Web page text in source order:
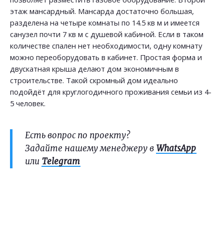
этаж мансардный. Мансарда достаточно большая,
разделена на четыре комнаты по 14.5 кв м и имеется
санузел почти 7 кв м с душевой кабиной. Если в таком
количестве спален нет необходимости, одну комнату
можно переоборудовать в кабинет. Простая форма и
двускатная крыша делают дом экономичным в
строительстве. Такой скромный дом идеально
подойдёт для круглогодичного проживания семьи из 4-
5 человек.
Есть вопрос по проекту?
Задайте нашему менеджеру в WhatsApp
или Telegram